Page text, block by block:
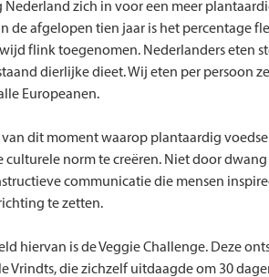
Nederland zich in voor een meer
de afgelopen tien jaar is het percentage
flink toegenomen. Nederlanders eten
dierlijke dieet. Wij eten per persoon
Europeanen.
dit moment waarop plantaardig
culturele norm te creëren. Niet door
communicatie die mensen
te zetten.
hiervan is de Veggie Challenge. Deze
Vrindts, die zichzelf uitdaagde om 30